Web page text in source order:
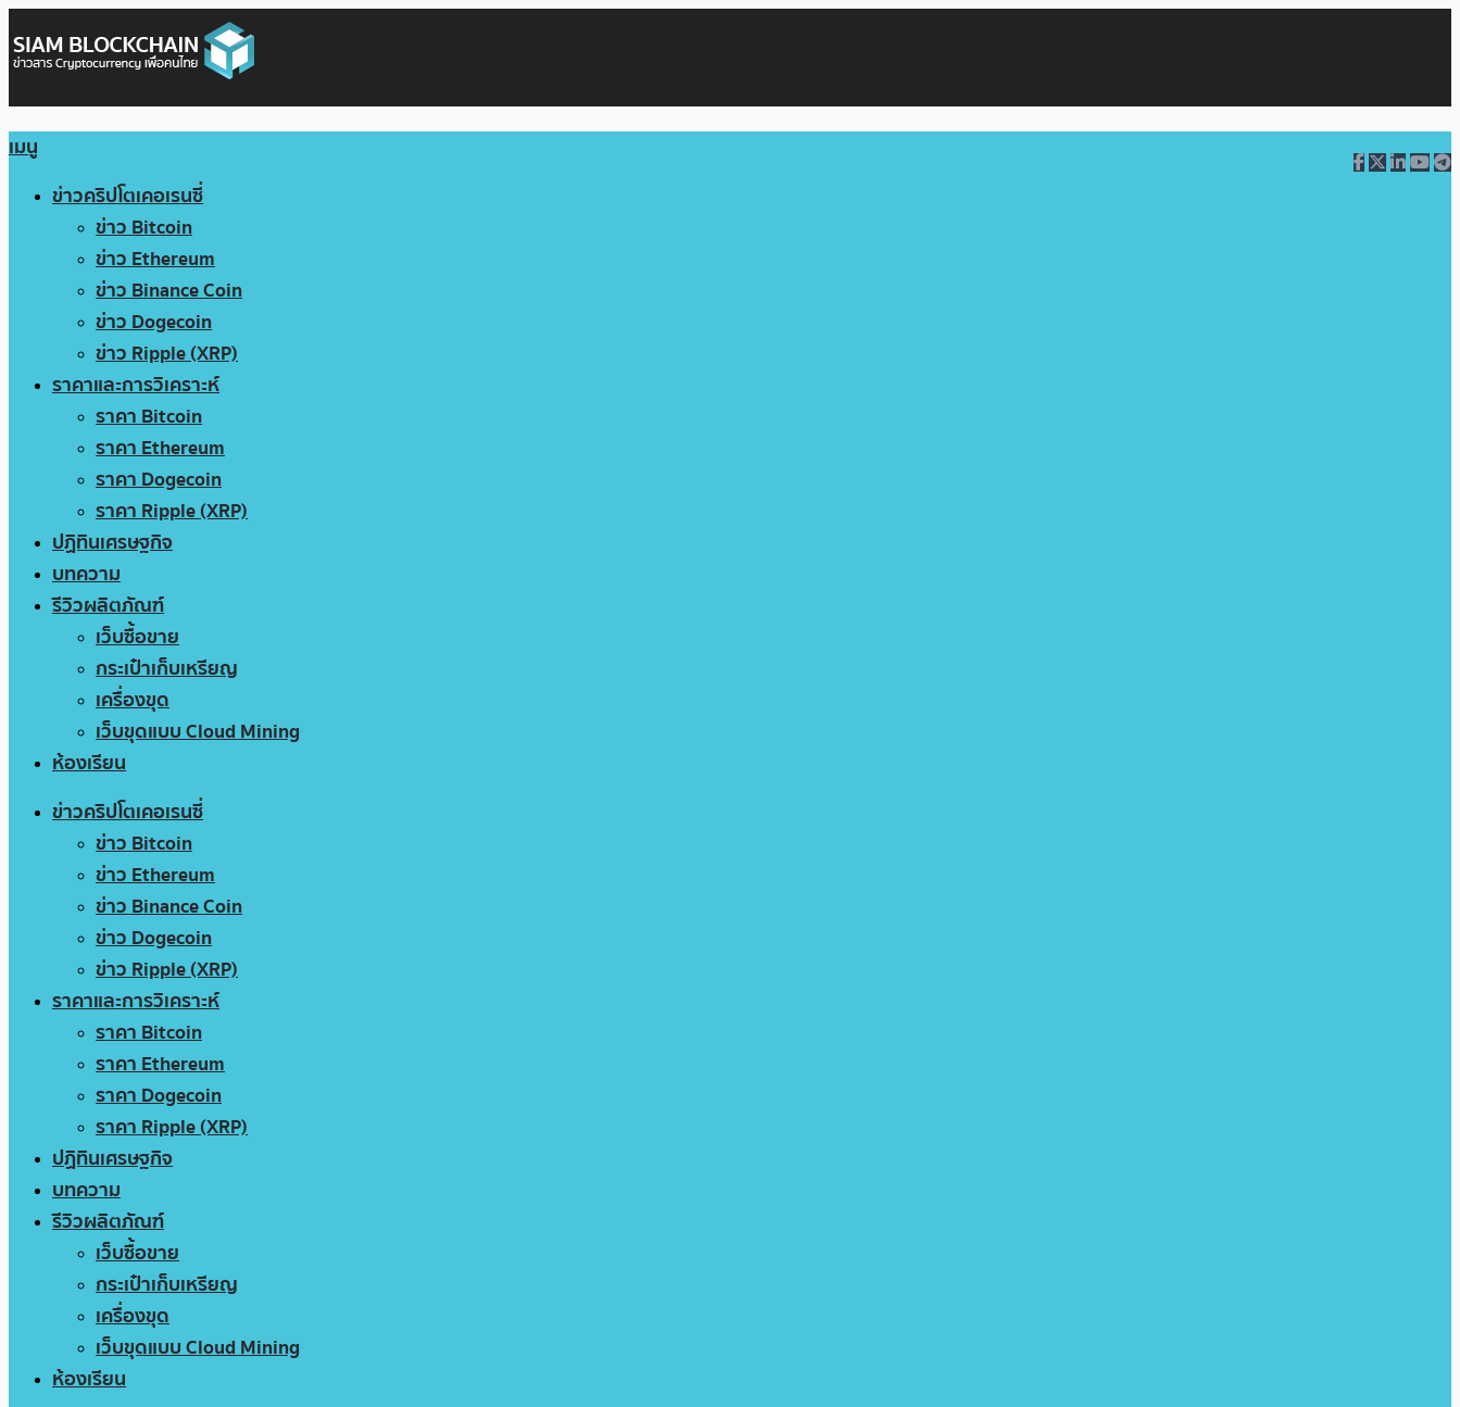
เมนู
ข่าวคริปโตเคอเรนซี่
ข่าว Bitcoin
ข่าว Ethereum
ข่าว Binance Coin
ข่าว Dogecoin
ข่าว Ripple (XRP)
ราคาและการวิเคราะห์
ราคา Bitcoin
ราคา Ethereum
ราคา Dogecoin
ราคา Ripple (XRP)
ปฏิทินเศรษฐกิจ
บทความ
รีวิวผลิตภัณฑ์
เว็บซื้อขาย
กระเป๋าเก็บเหรียญ
เครื่องขุด
เว็บขุดแบบ Cloud Mining
ห้องเรียน
ข่าวคริปโตเคอเรนซี่
ข่าว Bitcoin
ข่าว Ethereum
ข่าว Binance Coin
ข่าว Dogecoin
ข่าว Ripple (XRP)
ราคาและการวิเคราะห์
ราคา Bitcoin
ราคา Ethereum
ราคา Dogecoin
ราคา Ripple (XRP)
ปฏิทินเศรษฐกิจ
บทความ
รีวิวผลิตภัณฑ์
เว็บซื้อขาย
กระเป๋าเก็บเหรียญ
เครื่องขุด
เว็บขุดแบบ Cloud Mining
ห้องเรียน